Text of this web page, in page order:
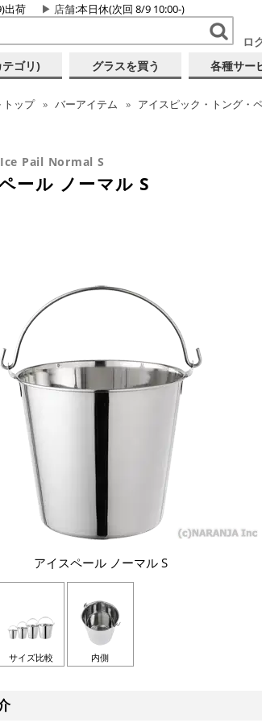
出荷 店舗:本日休(次回 8/9 10:00-)
ロ
ゴリ) グラスを買う 各種サー
トップ バーアイテム アイスピック・トング・
Pail Normal S
ール ノーマル S
アイスペール ノーマル S
サイズ比較 内側